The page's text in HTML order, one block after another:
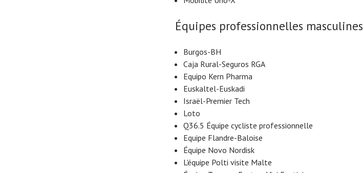
Équipes professionnelles masculines
Burgos-BH
Caja Rural-Seguros RGA
Equipo Kern Pharma
Euskaltel-Euskadi
Israël-Premier Tech
Loto
Q36.5 Équipe cycliste professionnelle
Equipe Flandre-Baloise
Équipe Novo Nordisk
L'équipe Polti visite Malte